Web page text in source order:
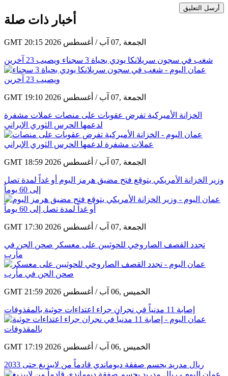
أرسل التعليق
أخبار ذات صلة
GMT 20:15 2026 الجمعة ,07 آب / أغسطس
شغب في سجون سريلانكا يودي بحياة 3 سجناء ويصيب 23 آخرين
GMT 19:10 2026 الجمعة ,07 آب / أغسطس
الخزانة الأميركية تفرض عقوبات على منصات عملات مشفرة
لدعمها الحرس الثوري الإيراني
GMT 18:59 2026 الجمعة ,07 آب / أغسطس
وزير الخزانة الأمريكي يتوقع فتح مضيق هرمز اليوم أو غداً لمدة تصل
إلى 60 يوماً
GMT 17:30 2026 الجمعة ,07 آب / أغسطس
تجدد القصف الصاروخي للحوثيين على معسكر صحن الجن في
مأرب
GMT 21:59 2026 الخميس ,06 آب / أغسطس
إصابة 11 مدنياً في نجران جراء اعتداءات حوثية بالمقذوفات
GMT 17:19 2026 الخميس ,06 آب / أغسطس
ريال مدريد يحسم صفقة ديوماندي قادماً من لايبزيغ حتى 2033